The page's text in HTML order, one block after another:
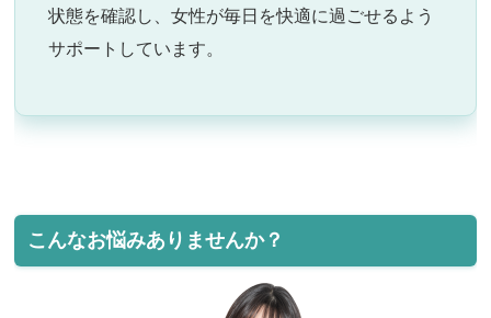
状態を確認し、女性が毎日を快適に過ごせるよう
サポートしています。
こんなお悩みありませんか？